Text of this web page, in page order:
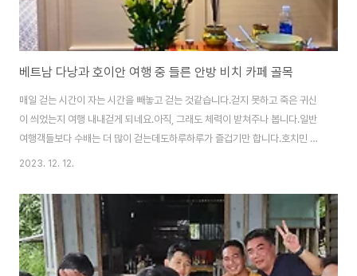
베트남 다낭과 호이안 여행 중 들른 안방 비치 카페 골목
매일 걷는 시간이 자는 시간을 빼놓고 걷는 것같습니다.걷지 못하고 죽은 귀신
이 씌었는지 여행 내내걷게 되네요.아직, 그래도 체력이 받쳐주나 봅니다.일반
여행객들보다 수배는 더 많이 걷는데도하루하루가 즐겁기만 합니다.호치민 여
행하던 기억들도 되살려 금방 잘 적응을 하는 것같습니다.물론, 태국여행 때도
골목에 가서 아기자기한 카페들과 분위기를 전해 드리겠습니다.그리고, 대보름
이면 모든 샵이나 비즈니스를 하는 분들과주민들이 장사 잘 되게 해달라고 비
는 보름 기원제 풍경도전해 드리겠습니다.베트남 사람들은 어디다 대고 비는
게 거의, 일상인데나무나 대문 심지어 화분에도 향을 꽂고 기원을많이 합니
다. 베트남은 3대 종교로 크게 나눌 수 있..
2023. 12. 12.